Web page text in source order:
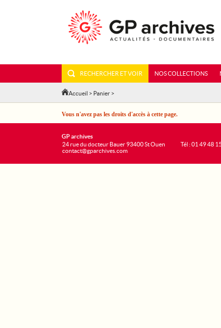
RECHERCHER ET VOIR NOS COLLECTIONS
Accueil > Panier >
Vous n'avez pas les droits d'accès à cette page.
GP archives
24 rue du docteur Bauer 93400 St Ouen
contact@gparchives.com
Tél : 01 49 48